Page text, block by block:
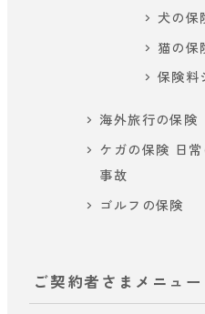
犬の保
猫の保
保険料
海外旅行の保険
ケガの保険 日常
事故
ゴルフの保険
ご契約者さまメニュー